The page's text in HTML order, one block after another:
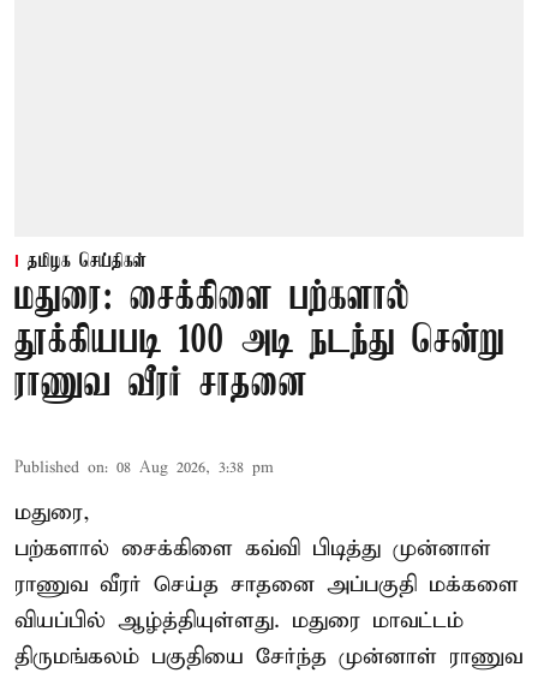
தமிழக செய்திகள்
மதுரை: சைக்கிளை பற்களால்
தூக்கியபடி 100 அடி நடந்து சென்று
ராணுவ வீரர் சாதனை
Published on: 08 Aug 2026, 3:38 pm
மதுரை,
பற்களால் சைக்கிளை கவ்வி பிடித்து முன்னாள்
ராணுவ வீரர் செய்த சாதனை அப்பகுதி மக்களை
வியப்பில் ஆழ்த்தியுள்ளது. மதுரை மாவட்டம்
திருமங்கலம் பகுதியை சேர்ந்த முன்னாள் ராணுவ